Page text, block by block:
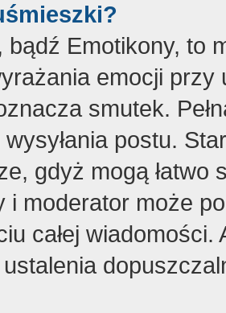
bądź Emotikony, to
emocji
smutek.
postu.
gdyż mogą
i moderator może
całej